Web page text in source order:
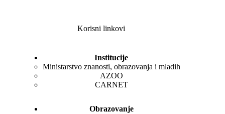
Korisni linkovi
Institucije
Ministarstvo znanosti, obrazovanja i mladih
AZOO
CARNET
Obrazovanje